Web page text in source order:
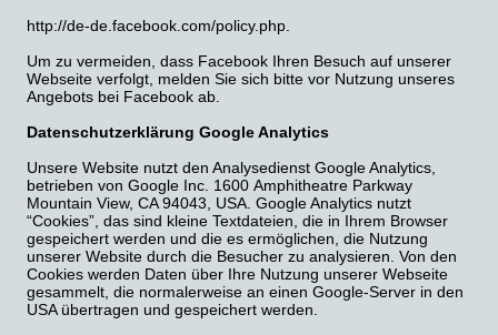
http://de-de.facebook.com/policy.php.
Um zu vermeiden, dass Facebook Ihren Besuch auf unserer
Webseite verfolgt, melden Sie sich bitte vor Nutzung unseres
Angebots bei Facebook ab.
Datenschutzerklärung Google Analytics
Unsere Website nutzt den Analysedienst Google Analytics,
betrieben von Google Inc. 1600 Amphitheatre Parkway
Mountain View, CA 94043, USA. Google Analytics nutzt
“Cookies”, das sind kleine Textdateien, die in Ihrem Browser
gespeichert werden und die es ermöglichen, die Nutzung
unserer Website durch die Besucher zu analysieren. Von den
Cookies werden Daten über Ihre Nutzung unserer Webseite
gesammelt, die normalerweise an einen Google-Server in den
USA übertragen und gespeichert werden.